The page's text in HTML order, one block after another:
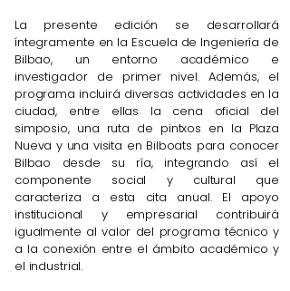
La presente edición se desarrollará
íntegramente en la Escuela de Ingeniería de
Bilbao, un entorno académico e
investigador de primer nivel. Además, el
programa incluirá diversas actividades en la
ciudad, entre ellas la cena oficial del
simposio, una ruta de pintxos en la Plaza
Nueva y una visita en Bilboats para conocer
Bilbao desde su ría, integrando así el
componente social y cultural que
caracteriza a esta cita anual. El apoyo
institucional y empresarial contribuirá
igualmente al valor del programa técnico y
a la conexión entre el ámbito académico y
el industrial.